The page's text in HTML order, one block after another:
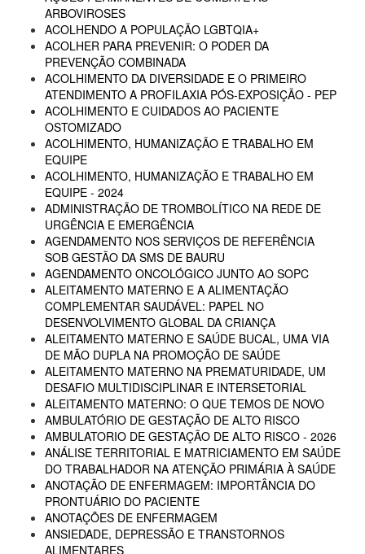
ARBOVIROSES
ACOLHENDO A POPULAÇÃO LGBTQIA+
ACOLHER PARA PREVENIR: O PODER DA
PREVENÇÃO COMBINADA
ACOLHIMENTO DA DIVERSIDADE E O PRIMEIRO
ATENDIMENTO A PROFILAXIA PÓS-EXPOSIÇÃO - PEP
ACOLHIMENTO E CUIDADOS AO PACIENTE
OSTOMIZADO
ACOLHIMENTO, HUMANIZAÇÃO E TRABALHO EM
EQUIPE
ACOLHIMENTO, HUMANIZAÇÃO E TRABALHO EM
EQUIPE - 2024
ADMINISTRAÇÃO DE TROMBOLÍTICO NA REDE DE
URGÊNCIA E EMERGÊNCIA
AGENDAMENTO NOS SERVIÇOS DE REFERÊNCIA
SOB GESTÃO DA SMS DE BAURU
AGENDAMENTO ONCOLÓGICO JUNTO AO SOPC
ALEITAMENTO MATERNO E A ALIMENTAÇÃO
COMPLEMENTAR SAUDÁVEL: PAPEL NO
DESENVOLVIMENTO GLOBAL DA CRIANÇA
ALEITAMENTO MATERNO E SAÚDE BUCAL, UMA VIA
DE MÃO DUPLA NA PROMOÇÃO DE SAÚDE
ALEITAMENTO MATERNO NA PREMATURIDADE, UM
DESAFIO MULTIDISCIPLINAR E INTERSETORIAL
ALEITAMENTO MATERNO: O QUE TEMOS DE NOVO
AMBULATÓRIO DE GESTAÇÃO DE ALTO RISCO
AMBULATORIO DE GESTAÇÃO DE ALTO RISCO - 2026
ANÁLISE TERRITORIAL E MATRICIAMENTO EM SAÚDE
DO TRABALHADOR NA ATENÇÃO PRIMÁRIA À SAÚDE
ANOTAÇÃO DE ENFERMAGEM: IMPORTÂNCIA DO
PRONTUÁRIO DO PACIENTE
ANOTAÇÕES DE ENFERMAGEM
ANSIEDADE, DEPRESSÃO E TRANSTORNOS
ALIMENTARES